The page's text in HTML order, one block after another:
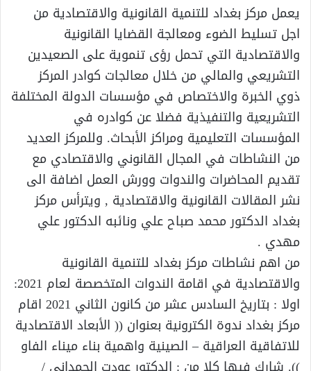
يعمل مركز بغداد للتنمية القانونية والاقتصادية من
اجل تسليط الضوء ومعالجة القضايا القانونية
والاقتصادية التي تحمل رؤى تنموية على الصعيدين
التشريعي والمالي من خلال معالجات كوادر المركز
ذوي الخبرة والاختصاص في مؤسسات الدولة المختلفة
التشريعية والتنفيذية فضلا عن كوادره في
المؤسسات التعليمية ومراكز الأبحاث. وللمركز العديد
من النشاطات في المجال القانوني والاقتصادي مع
تقديم المحاضرات والندوات وورش العمل اضافة الى
نشر المقالات القانونية والاقتصادية , ويترأس مركز
بغداد الدكتور محمد صباح علي ونائبه الدكتور علي
مهدي .
من اهم نشاطات مركز بغداد للتنمية القانونية
والاقتصادية في اقامة الندوات المتخصصة لعام 2021:
اولا : بتاريخ السادس عشر من كانون الثاني 2021 اقام
مركز بغداد ندوة الكترونية بعنوان (( الأبعاد الاقتصادية
للاتفاقية العراقية – الصينية واهمية بناء ميناء الفاو